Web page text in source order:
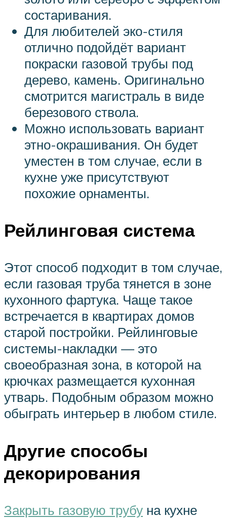
состаривания.
Для любителей эко-стиля
отлично подойдёт вариант
покраски газовой трубы под
дерево, камень. Оригинально
смотрится магистраль в виде
березового ствола.
Можно использовать вариант
этно-окрашивания. Он будет
уместен в том случае, если в
кухне уже присутствуют
похожие орнаменты.
Рейлинговая система
Этот способ подходит в том случае,
если газовая труба тянется в зоне
кухонного фартука. Чаще такое
встречается в квартирах домов
старой постройки. Рейлинговые
системы-накладки — это
своеобразная зона, в которой на
крючках размещается кухонная
утварь. Подобным образом можно
обыграть интерьер в любом стиле.
Другие способы
декорирования
Закрыть газовую трубу на кухне